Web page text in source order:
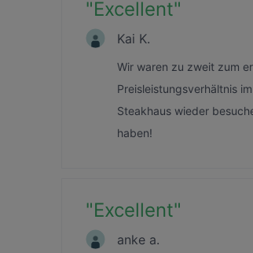
"Excellent"
Kai K.
Wir waren zu zweit zum
Preisleistungsverhältnis
Steakhaus wieder
haben!
"Excellent"
anke a.